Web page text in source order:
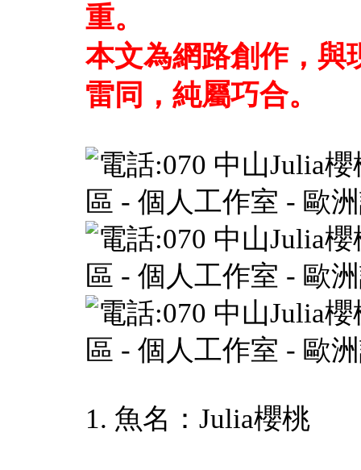
重。
本文為網路創作，與
雷同，純屬巧合。
1. 魚名：Julia櫻桃